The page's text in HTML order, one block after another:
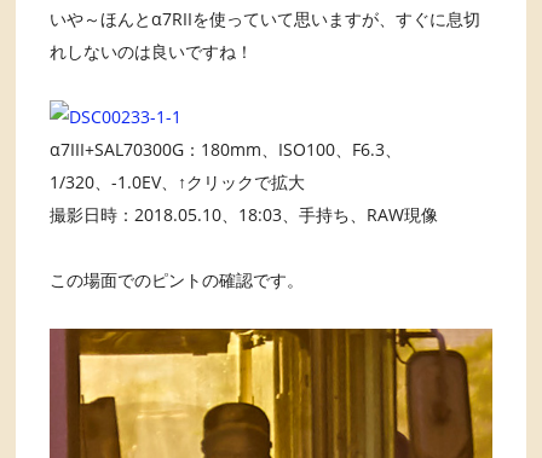
いや～ほんとα7RIIを使っていて思いますが、すぐに息切
れしないのは良いですね！
α7III+SAL70300G：180mm、ISO100、F6.3、
1/320、-1.0EV、↑クリックで拡大
撮影日時：2018.05.10、18:03、手持ち、RAW現像
この場面でのピントの確認です。